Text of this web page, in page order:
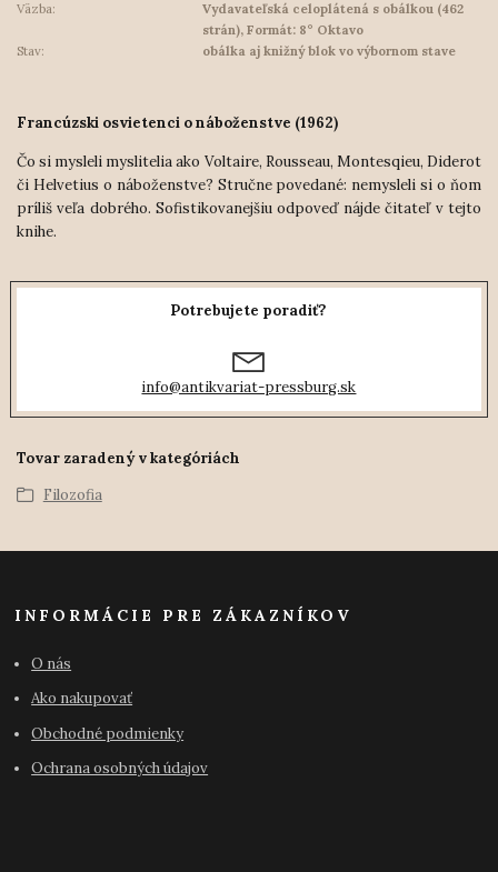
Väzba:
Vydavateľská celoplátená s obálkou (462
strán), Formát: 8° Oktavo
Stav:
obálka aj knižný blok vo výbornom stave
Francúzski osvietenci o náboženstve (1962)
Čo si mysleli myslitelia ako Voltaire, Rousseau, Montesqieu, Diderot
či Helvetius o náboženstve? Stručne povedané: nemysleli si o ňom
príliš veľa dobrého. Sofistikovanejšiu odpoveď nájde čitateľ v tejto
knihe.
Potrebujete poradiť?
info@antikvariat-pressburg.sk
Tovar zaradený v kategóriách
Filozofia
INFORMÁCIE PRE ZÁKAZNÍKOV
O nás
Ako nakupovať
Obchodné podmienky
Ochrana osobných údajov